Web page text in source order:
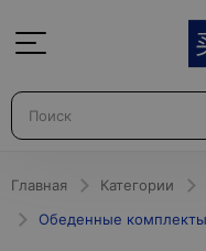
Главная Категории
Обеденные комплекты